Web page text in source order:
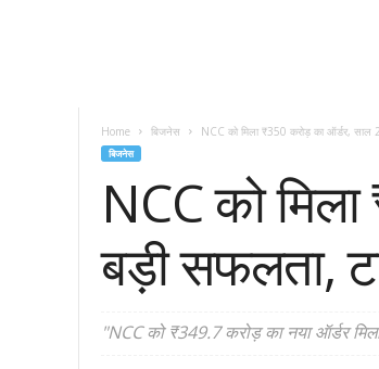
Home बिजनेस NCC को मिला ₹350 करोड़ का ऑर्डर,
बिजनेस
NCC को
बड़ी सफलता,
"NCC को ₹349.7 करोड़ का नया ऑर्डर